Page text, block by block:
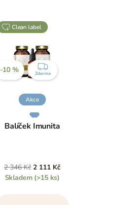
clean label
-10 % ZDARMA
Zdarma
Akce
Balíček Imunita
2 346 Kč 2 111 Kč
Skladem (>15 ks)